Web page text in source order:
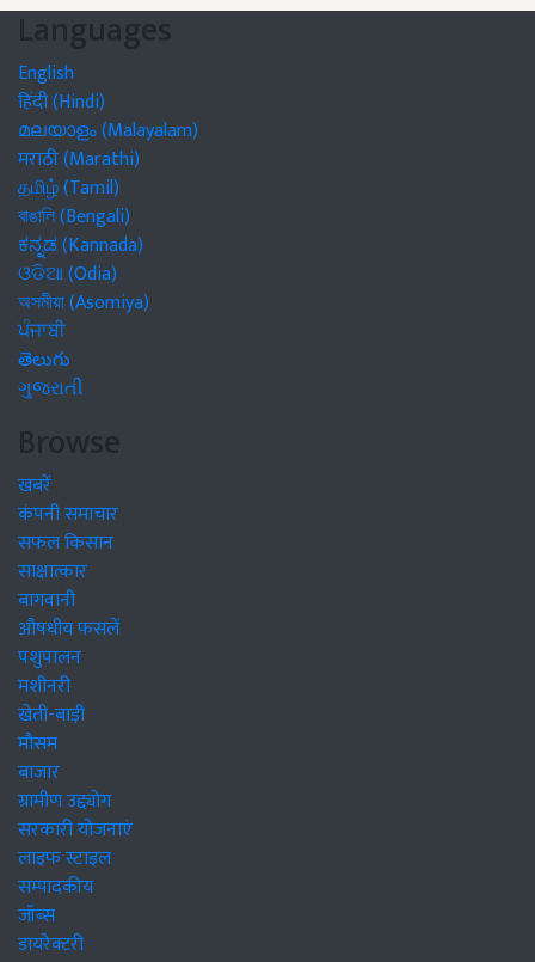
Languages
English
हिंदी (Hindi)
മലയാളം (Malayalam)
मराठी (Marathi)
தமிழ் (Tamil)
বাঙালি (Bengali)
ಕನ್ನಡ (Kannada)
ଓଡିଆ (Odia)
অসমীয়া (Asomiya)
ਪੰਜਾਬੀ
తెలుగు
ગુજરાતી
Browse
खबरें
कंपनी समाचार
सफल किसान
साक्षात्कार
बागवानी
औषधीय फसलें
पशुपालन
मशीनरी
खेती-बाड़ी
मौसम
बाजार
ग्रामीण उद्द्योग
सरकारी योजनाएं
लाइफ स्टाइल
सम्पादकीय
जॉब्स
डायरेक्टरी